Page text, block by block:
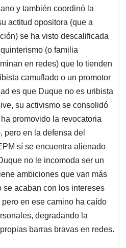
y también coordinó la
actitud opositora (que a
se ha visto descalificada
(o familia
en redes) que lo tienden
camuflado o un promotor
es que Duque no es uribista
su activismo se consolidó
promovido la revocatoria
pero en la defensa del
sí se encuentra alienado
no le incomoda ser un
ambiciones que van más
acaban con los intereses
en ese camino ha caído
degradando la
barras bravas en redes.